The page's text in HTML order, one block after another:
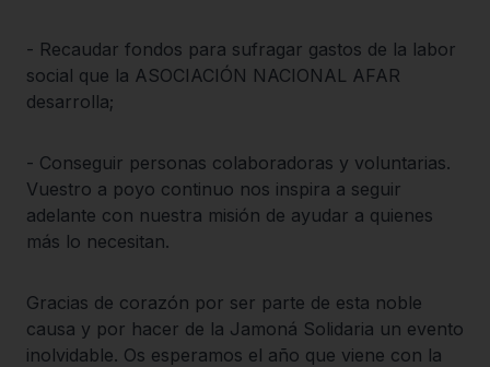
- Recaudar fondos para sufragar gastos de la labor
social que la ASOCIACIÓN NACIONAL AFAR
desarrolla;
- Conseguir personas colaboradoras y voluntarias.
Vuestro a poyo continuo nos inspira a seguir
adelante con nuestra misión de ayudar a quienes
más lo necesitan.
Gracias de corazón por ser parte de esta noble
causa y por hacer de la Jamoná Solidaria un evento
inolvidable. Os esperamos el año que viene con la